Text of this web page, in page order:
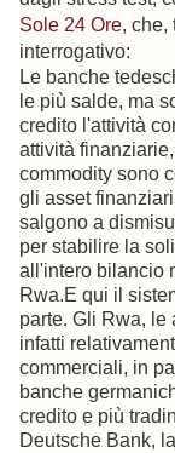
Sole 24 Ore, che,
interrogativo:
Le banche
le più salde, ma
credito l'attività
attività
commodity sono
gli asset
salgono a
per stabilire la
all'intero bilancio
Rwa.E qui il
parte. Gli Rwa, le
infatti
commerciali, in
banche
credito e più
Deutsche Bank,